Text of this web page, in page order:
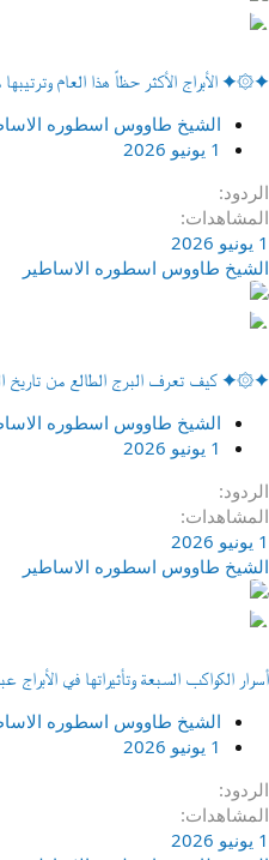
✦۞✦ الأبراج الأكثر حظاً هذا العام
الشيخ طاووس اسطوره
1 يونيو 2026
الردود
المشاهدات
1 يونيو 2026
الشيخ طاووس اسطوره الاساطير
✦۞✦ كيف تعرف البرج الطالع من تاريخ
الشيخ طاووس اسطوره
1 يونيو 2026
الردود
المشاهدات
1 يونيو 2026
الشيخ طاووس اسطوره الاساطير
أسرار الكواكب السبعة وتأثيراتها في
الشيخ طاووس اسطوره
1 يونيو 2026
الردود
المشاهدات
1 يونيو 2026